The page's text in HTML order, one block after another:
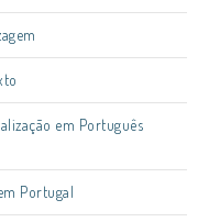
em Português
Portugal